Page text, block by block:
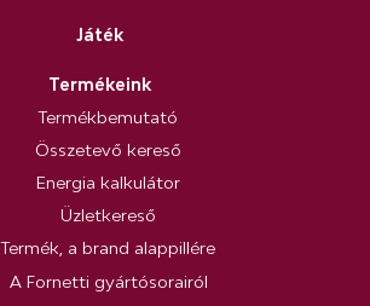
Játék
Termékeink
Termékbemutató
Összetevő kereső
Energia kalkulátor
Üzletkereső
Termék, a brand alappillére
A Fornetti gyártósorairól